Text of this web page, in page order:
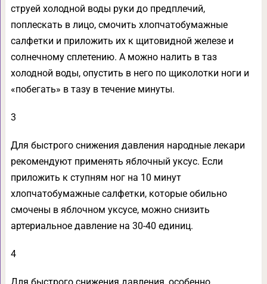
струей холодной воды руки до предплечий,
поплескать в лицо, смочить хлопчатобумажные
салфетки и приложить их к щитовидной железе и
солнечному сплетению. А можно налить в таз
холодной воды, опустить в него по щиколотки ноги и
«побегать» в тазу в течение минуты.
3
Для быстрого снижения давления народные лекари
рекомендуют применять яблочный уксус. Если
приложить к ступням ног на 10 минут
хлопчатобумажные салфетки, которые обильно
смочены в яблочном уксусе, можно снизить
артериальное давление на 30-40 единиц.
4